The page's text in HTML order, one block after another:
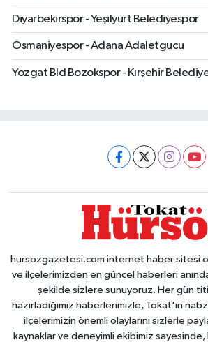
Diyarbekirspor - Yeşilyurt Belediyespor
Osmaniyespor - Adana Adaletgucu
Yozgat Bld Bozokspor - Kırşehir
hursozgazetesi.com internet haber sitesi
ve ilçelerimizden en güncel haberleri
şekilde sizlere sunuyoruz. Her gün
hazırladığımız haberlerimizle, Tokat'ın
ilçelerimizin önemli olaylarını sizlerle
kaynaklar ve deneyimli ekibimiz